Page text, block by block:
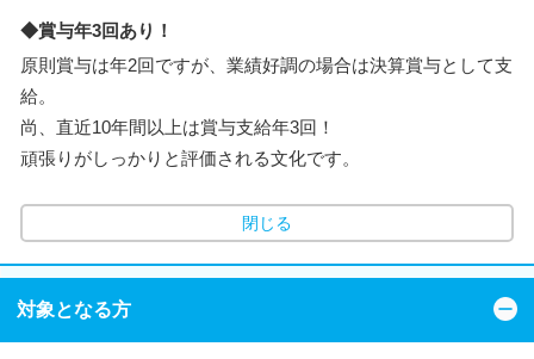
◆賞与年3回あり！
原則賞与は年2回ですが、業績好調の場合は決算賞与として支
給。
尚、直近10年間以上は賞与支給年3回！
頑張りがしっかりと評価される文化です。
閉じる
対象となる方